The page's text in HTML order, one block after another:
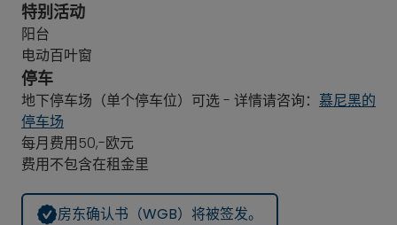
特别活动
阳台
电动百叶窗
停车
地下停车场（单个停车位）可选 - 详情请咨询： 慕尼黑的
停车场
每月费用50,-欧元
费用不包含在租金里
房东确认书（WGB）将被签发。